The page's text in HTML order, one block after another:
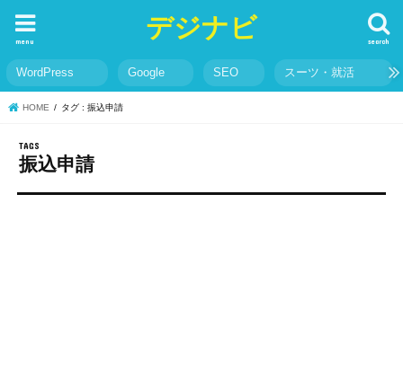
デジナビ search
menu
WordPress Google SEO スーツ・就活
HOME タグ : 振込申請
振込申請